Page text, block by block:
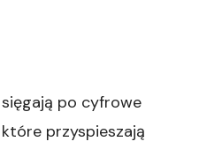
po cyfrowe
przyspieszają